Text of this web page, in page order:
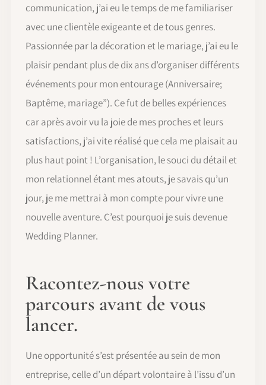
communication, j’ai eu le temps de me familiariser
avec une clientèle exigeante et de tous genres.
Passionnée par la décoration et le mariage, j’ai eu le
plaisir pendant plus de dix ans d’organiser différents
événements pour mon entourage (Anniversaire;
Baptême, mariage”). Ce fut de belles expériences
car après avoir vu la joie de mes proches et leurs
satisfactions, j’ai vite réalisé que cela me plaisait au
plus haut point ! L’organisation, le souci du détail et
mon relationnel étant mes atouts, je savais qu’un
jour, je me mettrai à mon compte pour vivre une
nouvelle aventure. C’est pourquoi je suis devenue
Wedding Planner.
Racontez-nous votre
parcours avant de vous
lancer.
Une opportunité s’est présentée au sein de mon
entreprise, celle d’un départ volontaire à l’issu d’un